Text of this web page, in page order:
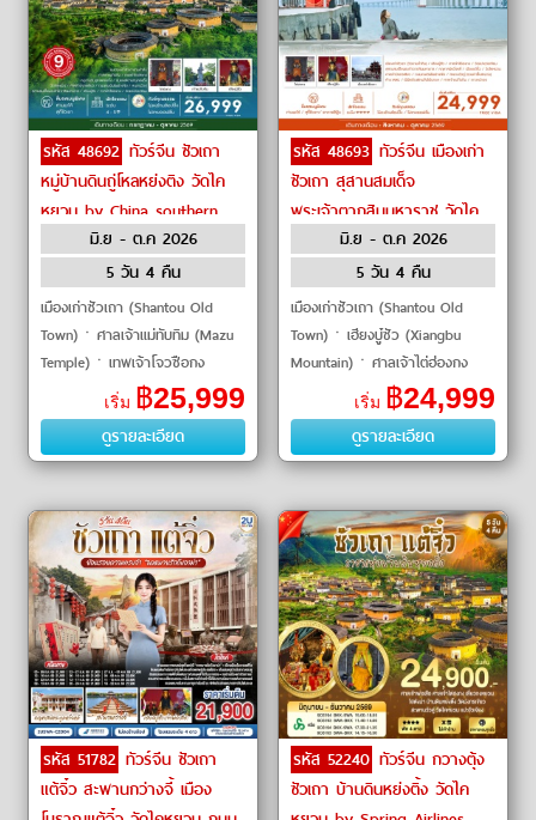
รหัส 48692 ทัวร์จีน ซัวเถา
หมู่บ้านดินถู่โหลหย่งติง วัดไค
หยวน by China southern
Airlinesมิ.ย - ต.ค 2026
5 วัน 4 คืน
เมืองเก่าซัวเถา (Shantou Old
Town)ㆍศาลเจ้าแม่ทับทิม (Mazu
Temple)ㆍเทพเจ้าโจวซือกง
(Zhou Sigong Temple)ㆍหย่งติง
(Yongding)ㆍหมู่บ้านดินถู่โหล
หย่ง�
เริ่ม ฿25,999
ดูรายละเอียด
รหัส 48693 ทัวร์จีน เมืองเก่า
ซัวเถา สุสานสมเด็จ
พระเจ้าตากสินมหาราช วัดไค
หยวน by China southern
มิ.ย - ต.ค 2026
5 วัน 4 คืน
เมืองเก่าซัวเถา (Shantou Old
Town)ㆍเฮียงบู๋ซัว (Xiangbu
Mountain)ㆍศาลเจ้าไต่ฮ่องกง
(Tai Hong Gong Temple)ㆍวัด
แปะฮวยเจียม (Baihuajian Temple)
ㆍสุสานสมเด็จพร
เริ่ม ฿24,999
ดูรายละเอียด
รหัส 51782 ทัวร์จีน ซัวเถา
แต้จิ๋ว สะพานกว่างจี้ เมือง
รหัส 52240 ทัวร์จีน กวางตุ้ง
ซัวเถา บ้านดินหย่งติ้ง วัดไค